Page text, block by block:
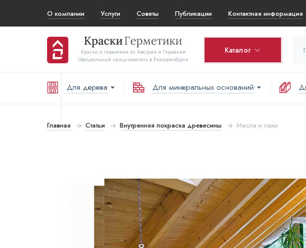
О компании Услуги Советы Публикации Контактная информация
Краски и герметики из Австрии и Германии
Официальный представитель в Екатеринбурге
Каталог
Корзина
Для дерева Для минеральных оснований
Главная Статьи Внутренняя покраска древесины Масла и лаки